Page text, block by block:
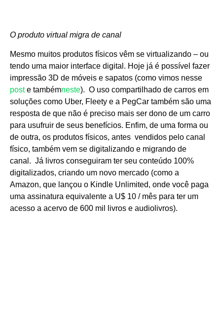
O produto virtual migra de canal
Mesmo muitos produtos físicos vêm se virtualizando – ou
tendo uma maior interface digital. Hoje já é possível fazer
impressão 3D de móveis e sapatos (como vimos nesse
poste tambémneste). O uso compartilhado de carros em
soluções como Uber, Fleety e a PegCar também são uma
resposta de que não é preciso mais ser dono de um carro
para usufruir de seus benefícios. Enfim, de uma forma ou
de outra, os produtos físicos, antes vendidos pelo canal
físico, também vem se digitalizando e migrando de
canal. Já livros conseguiram ter seu conteúdo 100%
digitalizados, criando um novo mercado (como a
Amazon, que lançou o Kindle Unlimited, onde você paga
uma assinatura equivalente a U$ 10 / mês para ter um
acesso a acervo de 600 mil livros e audiolivros).